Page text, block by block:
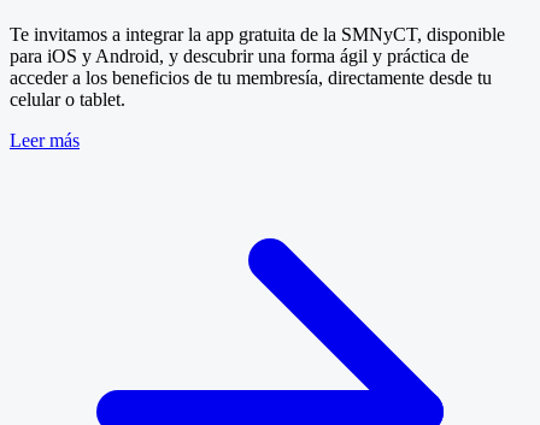
Te invitamos a integrar la app gratuita de la SMNyCT, disponible
para iOS y Android, y descubrir una forma ágil y práctica de
acceder a los beneficios de tu membresía, directamente desde tu
celular o tablet.
Leer más